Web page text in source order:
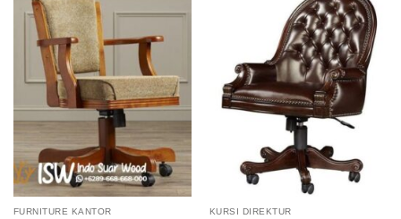
FURNITURE KANTOR KURSI DIREKTUR